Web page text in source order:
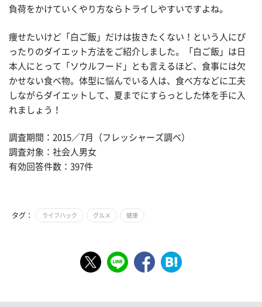
負荷をかけていくやり方ならトライしやすいですよね。
痩せたいけど「白ご飯」だけは抜きたくない！という人にぴ
ったりのダイエット方法をご紹介しました。「白ご飯」は日
本人にとって「ソウルフード」とも言えるほど、食事には欠
かせない食べ物。体型に悩んでいる人は、食べ方などに工夫
しながらダイエットして、夏までにすらっとした体を手に入
れましょう！
調査期間：2015／7月（フレッシャーズ調べ）
調査対象：社会人男女
有効回答件数：397件
タグ： ライフハック グルメ 健康